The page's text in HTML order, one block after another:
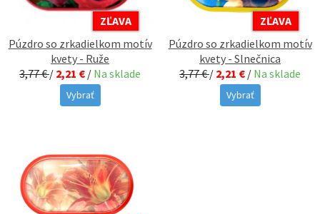
ZĽAVA
Púzdro so zrkadielkom motív
kvety - Ruže
3,77 €/ 2,21 € / Na sklade
Vybrať
ZĽAVA
Púzdro so zrkadielkom motív
kvety - Slnečnica
3,77 €/ 2,21 € / Na sklade
Vybrať